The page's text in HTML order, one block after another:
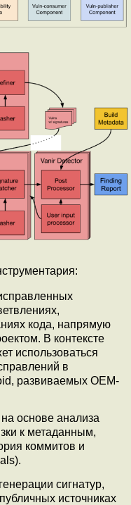
кода, напрямую
В контексте
использоваться
в
развиваемых OEM-
основе анализа
к метаданным,
коммитов и
сигнатур,
источниках